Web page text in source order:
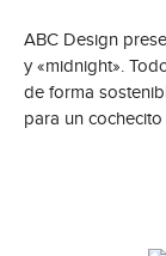
ABC Design
y «midnight».
de forma
para un